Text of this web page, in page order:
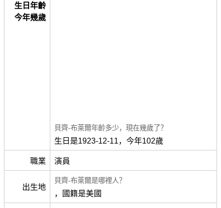
生日年齡
今年幾歲
貝齊-布萊爾年齡多少，現在幾歲了？
生日是1923-12-11，今年102歲
職業 演員
出生地
貝齊-布萊爾是哪裡人？
，國籍是美國